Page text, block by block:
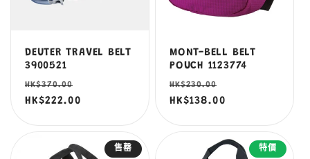
DEUTER TRAVEL BELT
3900521
定
價
HK$370.00
價
HK$222.00
MONT-BELL BELT
POUCH 1123774
定
價
HK$230.00
價
HK$138.00
售罄 特價